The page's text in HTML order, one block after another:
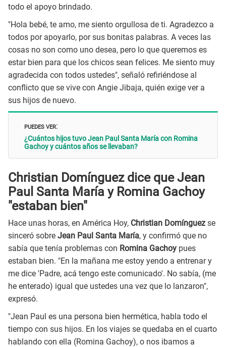
todo el apoyo brindado.
"Hola bebé, te amo, me siento orgullosa de ti. Agradezco a
todos por apoyarlo, por sus bonitas palabras. A veces las
cosas no son como uno desea, pero lo que queremos es
estar bien para que los chicos sean felices. Me siento muy
agradecida con todos ustedes", señaló refiriéndose al
conflicto que se vive con Angie Jibaja, quién exige ver a
sus hijos de nuevo.
PUEDES VER:
¿Cuántos hijos tuvo Jean Paul Santa María con Romina
Gachoy y cuántos años se llevaban?
Christian Domínguez dice que Jean
Paul Santa María y Romina Gachoy
"estaban bien"
Hace unas horas, en América Hoy, Christian Domínguez se
sinceró sobre Jean Paul Santa María, y confirmó que no
sabía que tenía problemas con Romina Gachoy pues
estaban bien. "En la mañana me estoy yendo a entrenar y
me dice 'Padre, acá tengo este comunicado'. No sabía, (me
he enterado) igual que ustedes una vez que lo lanzaron",
expresó.
"Jean Paul es una persona bien hermética, habla todo el
tiempo con sus hijos. En los viajes se quedaba en el cuarto
hablando con ella (Romina Gachoy), o nos ibamos a